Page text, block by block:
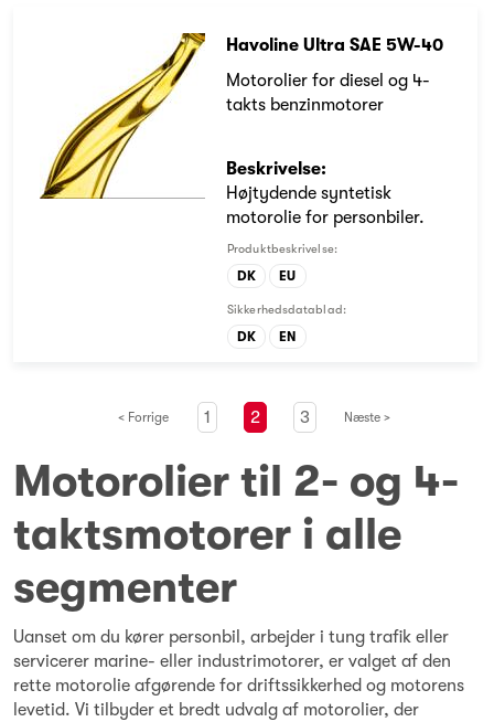
Havoline Ultra SAE 5W-40
Motorolier for diesel og 4-
takts benzinmotorer
Beskrivelse:
Højtydende syntetisk
motorolie for personbiler.
Produktbeskrivelse:
DK EU
Sikkerhedsdatablad:
DK EN
< Forrige 1 2 3 Næste >
Motorolier til 2- og 4-
taktsmotorer i alle
segmenter
Uanset om du kører personbil, arbejder i tung trafik eller
servicerer marine- eller industrimotorer, er valget af den
rette motorolie afgørende for driftssikkerhed og motorens
levetid. Vi tilbyder et bredt udvalg af motorolier, der